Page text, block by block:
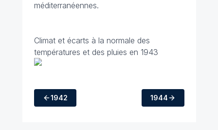
méditerranéennes.
Climat et écarts à la normale des
températures et des pluies en 1943
1942 1944